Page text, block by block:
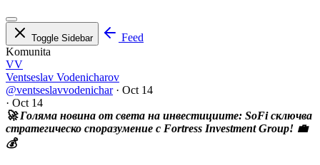
Toggle Sidebar
Feed
Komunita
VV
Ventseslav Vodenicharov
@ventseslavvodenichar · Oct 14
· Oct 14
🚀 Голяма новина от света на инвестициите: SoFi сключва
стратегическо споразумение с Fortress Investment Group! 💼
💰